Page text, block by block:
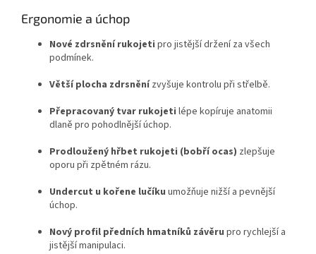
Ergonomie a úchop
Nové zdrsnění rukojeti pro jistější držení za všech
podmínek.
Větší plocha zdrsněnízvyšuje kontrolu při střelbě.
Přepracovaný tvar rukojeti lépe kopíruje anatomii
dlaně pro pohodlnější úchop.
Prodloužený hřbet rukojeti (bobří ocas) zlepšuje
oporu při zpětném rázu.
Undercut u kořene lučíku umožňuje nižší a pevnější
úchop.
Nový profil předních hmatníků závěru pro rychlejší a
jistější manipulaci.